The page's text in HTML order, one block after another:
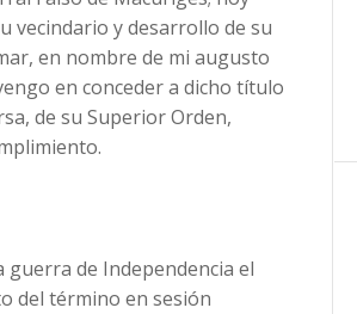
vecindario y desarrollo de su
en nombre de mi augusto
en conceder a dicho título
de su Superior Orden,
guerra de Independencia el
del término en sesión